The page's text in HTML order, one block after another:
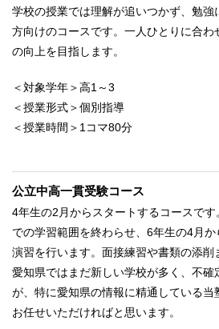
学校の授業では理解が追いつかず、勉強
方向けのコースです。一人ひとりに合わ
の向上を目指します。
＜対象学年＞高1～3
＜授業形式＞個別指導
＜授業時間＞1コマ80分
公立中高一貫受験コース
4年生の2月からスタートするコースで
での学習範囲を終わらせ、6年生の4月
演習を行います。面接練習や書類の添削
愛知県ではまだ新しい学校が多く、不確
が、特に愛知県の情報に精通している当
お任せいただければと思います。